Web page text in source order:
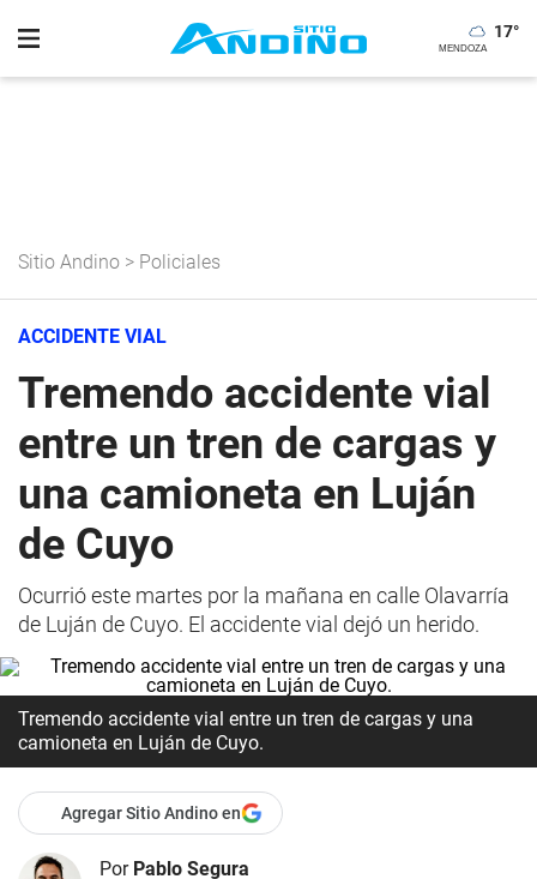
17°
Sitio Andino > Policiales
ACCIDENTE VIAL
Tremendo accidente vial
entre un tren de cargas y
una camioneta en Luján
de Cuyo
Ocurrió este martes por la mañana en calle Olavarría
de Luján de Cuyo. El accidente vial dejó un herido.
Tremendo accidente vial entre un tren de cargas y una
camioneta en Luján de Cuyo.
Agregar Sitio Andino en
Por Pablo Segura